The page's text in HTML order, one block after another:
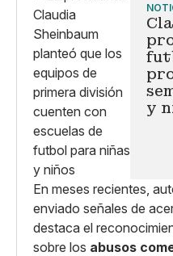
y
En meses recientes,
enviado señales de
destaca el
sobre los abusos